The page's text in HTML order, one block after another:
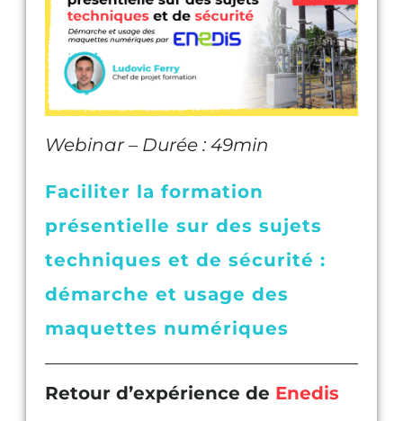
Webinar – Durée : 49min
Faciliter la formation
présentielle sur des sujets
techniques et de sécurité :
démarche et usage des
maquettes numériques
Retour d’expérience de Enedis